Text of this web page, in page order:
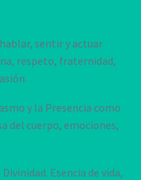
sentir y actuar
respeto, fraternidad,
y la Presencia como
del cuerpo, emociones,
Esencia de vida,